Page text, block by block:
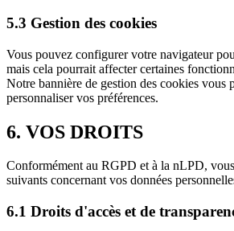
5.3 Gestion des cookies
Vous pouvez configurer votre navigateur
mais cela pourrait affecter certaines
Notre bannière de gestion des cookies vous
personnaliser vos préférences.
6. VOS DROITS
Conformément au RGPD et à la nLPD,
suivants concernant vos données
6.1 Droits d'accès et de